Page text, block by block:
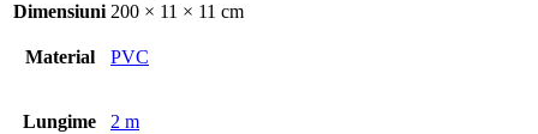
Dimensiuni 200 × 11 × 11 cm
Material PVC
Lungime 2 m